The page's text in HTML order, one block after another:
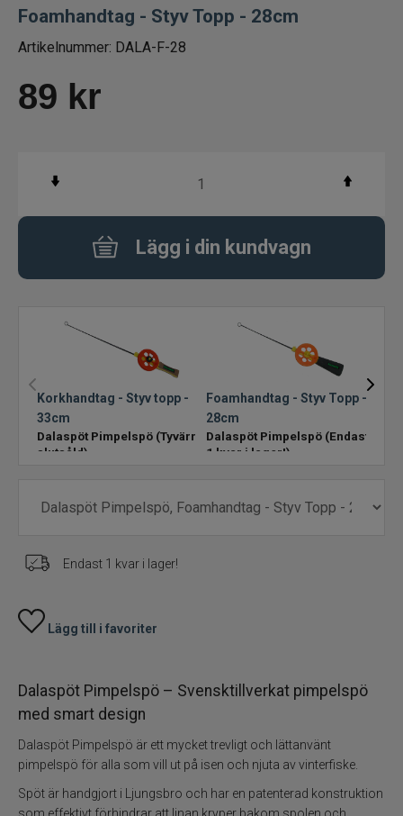
Flugfiske
Mormyska
Rödingblänken
Pimpelspön
Stolryggsäckar och skryllor
Tillbehör till vinterfisket
Kläder
Foamhandtag - Styv Topp - 28cm
Artikelnummer: DALA-F-28
89 kr
Lägg i din kundvagn
Korkhandtag - Styv topp -
33cm
Dalaspöt Pimpelspö (Tyvärr
slutsåld)
Foamhandtag - Styv Topp -
28cm
Dalaspöt Pimpelspö (Endast
1 kvar i lager!)
Endast 1 kvar i lager!
Lägg till i favoriter
Dalaspöt Pimpelspö – Svensktillverkat pimpelspö
med smart design
Dalaspöt Pimpelspö är ett mycket trevligt och lättanvänt
pimpelspö för alla som vill ut på isen och njuta av vinterfiske.
Spöt är handgjort i Ljungsbro och har en patenterad konstruktion